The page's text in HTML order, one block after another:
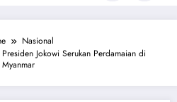
Nasional
Jokowi Serukan Perdamaian di
Myanmar